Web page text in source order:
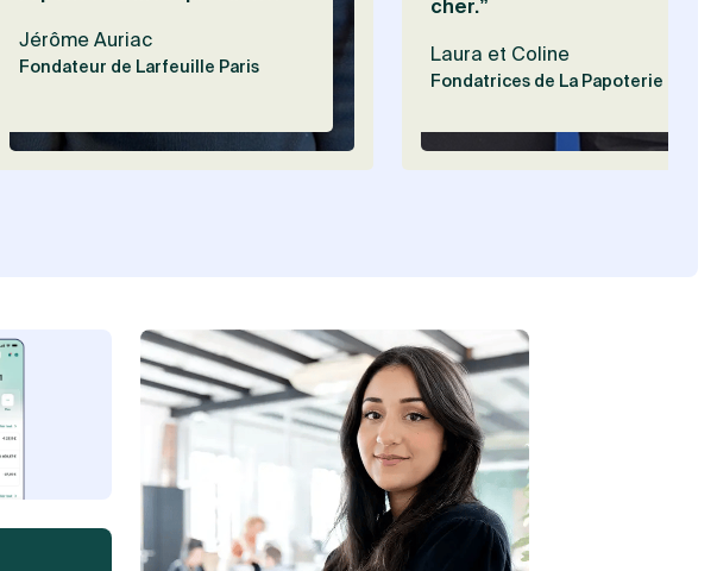
Jérôme Auriac
Fondateur de Larfeuille Paris
cher.”
Laura et Coline
Fondatrices de La Papoterie